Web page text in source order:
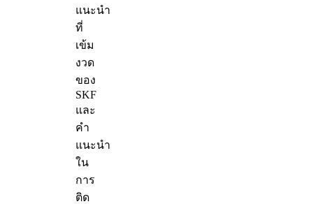
แนะนำ
ที่
เข้ม
งวด
ของ
SKF
และ
คำ
แนะนำ
ใน
การ
ติด